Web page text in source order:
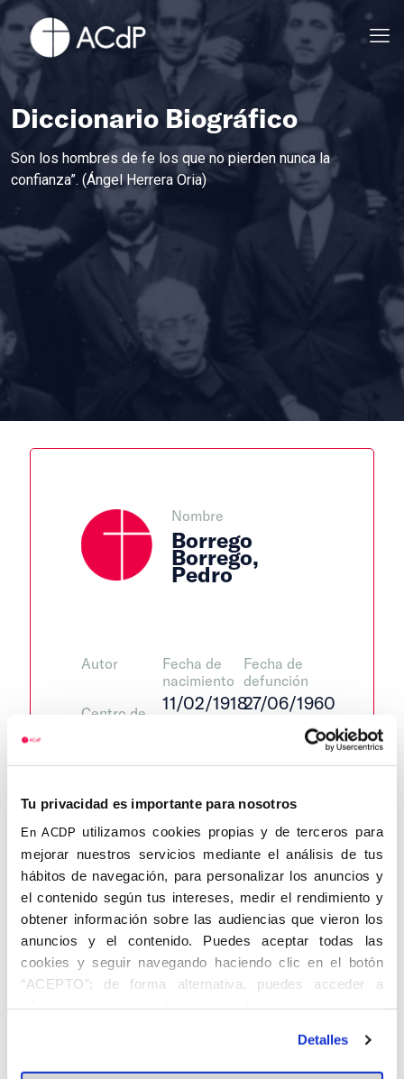
Tu privacidad es importante para nosotros
En ACDP utilizamos cookies propias y de terceros para
mejorar nuestros servicios mediante el análisis de tus
hábitos de navegación, para personalizar los anuncios y
el contenido según tus intereses, medir el rendimiento y
obtener información sobre las audiencias que vieron los
anuncios y el contenido. Puedes aceptar todas las
cookies y seguir navegando haciendo clic en el botón
“ACEPTO”; de forma alternativa, puedes acceder a
información más detallada y cambiar tus preferencias
en el botón "Personalizar". Para más información puedes
visitar nuestra Política de Cookies
Detalles
Diccionario Biográfico
Son los hombres de fe los que no pierden nunca la
confianza”. (Ángel Herrera Oria)
Nombre
Borrego
Borrego,
Pedro
Autor
Centro de
la
Fecha de
nacimiento
11/02/1918
nacimiento
(Jaén)
Fecha de
defunción
27/06/1960
defunción
BORREGO BORREGO, Pedro. Baeza
(Jaén), 11.II.1918 – 27. VI.1960. Estadístico.
Se licenció en Ciencias Exactas. Trabajó
como Profesor Ayudante y Adjunto